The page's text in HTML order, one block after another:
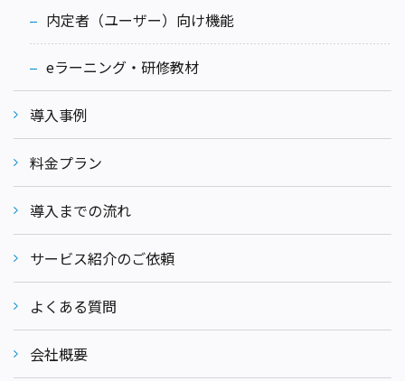
内定者（ユーザー）向け機能
eラーニング・研修教材
導入事例
料金プラン
導入までの流れ
サービス紹介のご依頼
よくある質問
会社概要